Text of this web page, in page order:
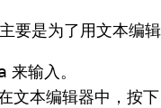
是为了用文本编
来输入。
本编辑器中，按